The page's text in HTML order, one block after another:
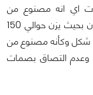
اي انه مصنوع من
البلاستيك الأمر جعل الهاتف يبدو خفيف الوزن بحيث يزن حوالي 150
يمتلك شكل وكأنه مصنوع من
وعدم التصاق بصمات